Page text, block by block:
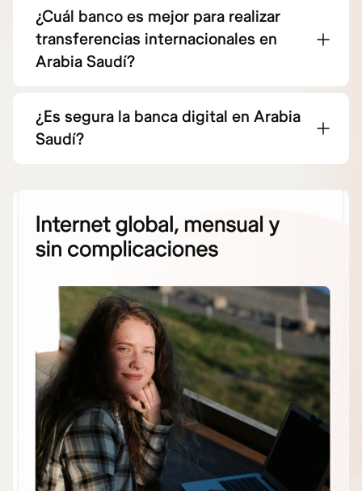
¿Cuál banco es mejor para realizar
transferencias internacionales en
Arabia Saudí?
¿Es segura la banca digital en Arabia
Saudí?